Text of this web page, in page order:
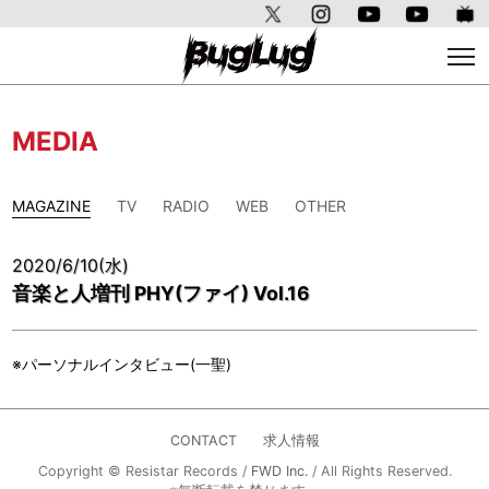
MEDIA
MAGAZINE TV RADIO WEB OTHER
2020/6/10(水)
音楽と人増刊 PHY(ファイ) Vol.16
※パーソナルインタビュー(一聖)
CONTACT
求人情報
Copyright © Resistar Records / FWD Inc./ All Rights Reserved.